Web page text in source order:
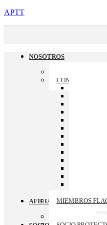
APTT
NOSOTROS
CONSEJO
MIEMBROS
AFILIACION